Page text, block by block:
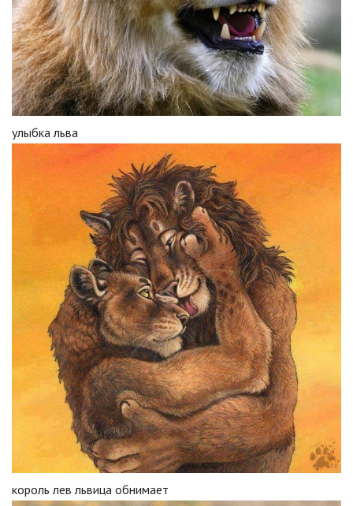
улыбка льва
король лев львица обнимает